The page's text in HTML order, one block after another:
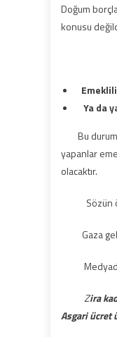
Doğum
konusu
Ya da
Bu
yapanlar
olacaktır.
Sözün
Gaza
Medyada
Zira
Asgari ücret